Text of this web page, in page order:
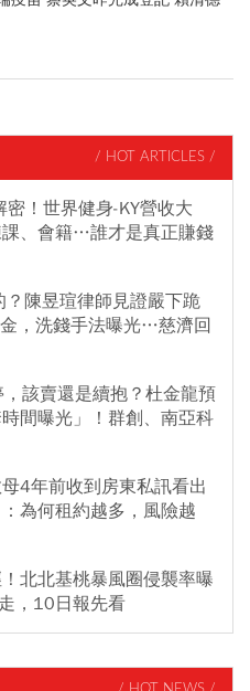
/ HOT ARTICLES /
！世界健身-KY營收大
、會籍…誰才是真正賺錢
陳昱瑄律師見證嚴下跪
，洗錢手法曝光…慈濟回
該賣還是續抱？杜金龍預
間曝光」！群創、南亞科
4年前收到房東私訊看出
為何租約越多，風險越
北北基桃暴風圈侵襲率曝
，10日報先看